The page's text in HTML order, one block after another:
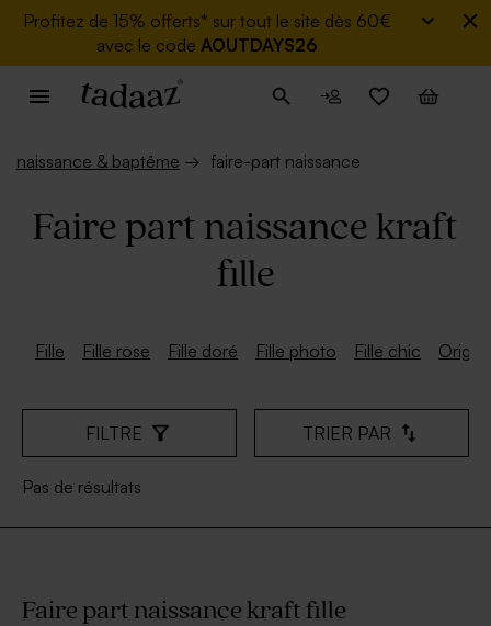
Profitez de 15% offerts* sur tout le site dès 60€
avec le code AOUTDAYS26
naissance & baptême → faire-part naissance
Faire part naissance kraft
fille
Fille Fille rose Fille doré Fille photo Fille chic
FILTRE TRIER PAR
Pas de résultats
Faire part naissance kraft fille